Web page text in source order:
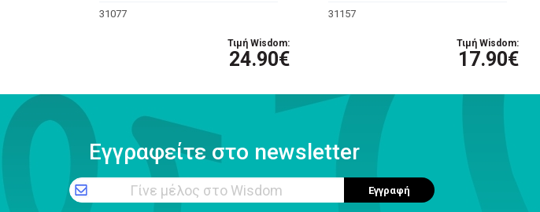
31077
Τιμή Wisdom:
24.90€
31157
Τιμή Wisdom:
17.90€
Εγγραφείτε στο newsletter
Γίνε μέλος στο Wisdom Εγγραφή